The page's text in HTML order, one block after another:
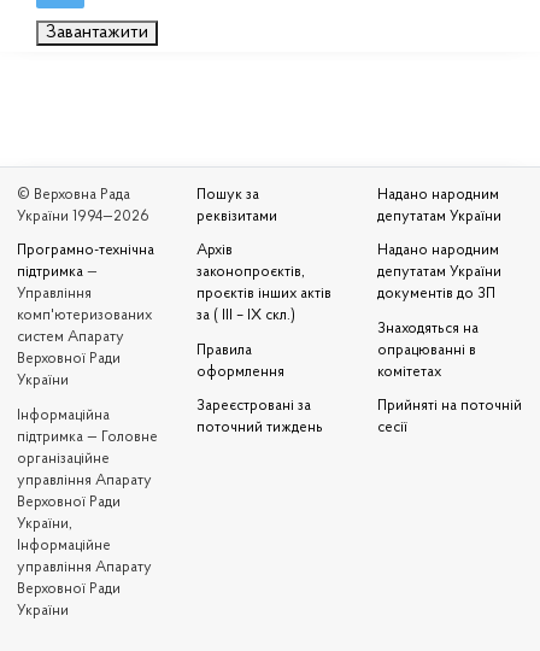
Завантажити
© Верховна Рада
України 1994—2026
Програмно-технічна
підтримка —
Управління
комп'ютеризованих
систем Апарату
Верховної Ради
України
Iнформаційна
підтримка — Головне
організаційне
управління Апарату
Верховної Ради
України,
Інформаційне
управління Апарату
Верховної Ради
України
Пошук за
реквізитами
Архів
законопроєктів,
проєктів інших актів
за ( III – IX скл.)
Правила
оформлення
Зареєстровані за
поточний тиждень
Надано народним
депутатам України
Надано народним
депутатам України
документів до ЗП
Знаходяться на
опрацюванні в
комітетах
Прийняті на поточній
сесії